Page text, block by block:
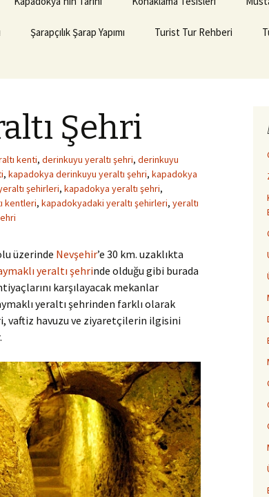
Şarapçılık Şarap Yapımı Turist Tur Rehberi
Şehri
kenti, derinkuyu yeraltı şehri, derinkuyu
, kapadokya derinkuyu yeraltı şehri, kapadokya
şehirleri, kapadokya yeraltı şehri,
kentleri, kapadokyadaki yeraltı şehirleri, yeraltı
üzerinde Nevşehir’e 30 km. uzaklıkta
yeraltı şehrinde olduğu gibi burada
karşılayacak mekanlar
yeraltı şehrinden farklı olarak
vaftiz havuzu ve ziyaretçilerin ilgisini